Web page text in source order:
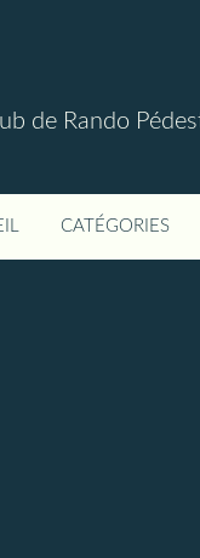
de Rando
CATÉGORIES